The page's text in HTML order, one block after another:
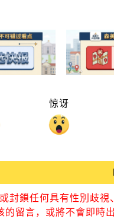
惊讶
封鎖任何具有性別歧
的留言，或將不會即時出